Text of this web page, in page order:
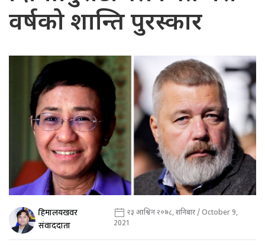
वर्षको शान्ति पुरस्कार
हिमालयखवर
संवाददाता
२३ आश्विन २०७८, शनिबार / October 9,
2021